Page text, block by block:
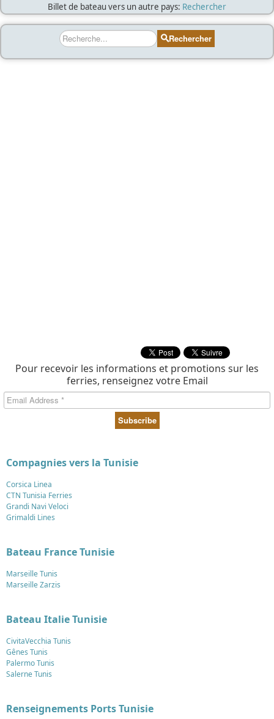
Billet de bateau vers un autre pays: Rechercher
Rechercher Rechercher
Pour recevoir les informations et promotions sur les
ferries, renseignez votre Email
Compagnies vers la Tunisie
Corsica Linea
CTN Tunisia Ferries
Grandi Navi Veloci
Grimaldi Lines
Bateau France Tunisie
Marseille Tunis
Marseille Zarzis
Bateau Italie Tunisie
CivitaVecchia Tunis
Gênes Tunis
Palermo Tunis
Salerne Tunis
Renseignements Ports Tunisie